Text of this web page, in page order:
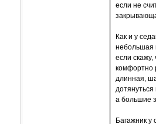
если не
Как и у
небольшая
если
комфортно
длинная,
а большие
Багажник